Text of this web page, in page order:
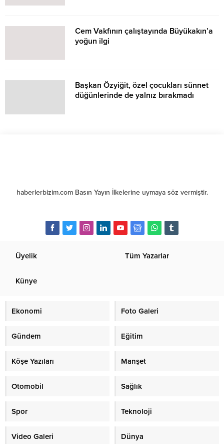
Cem Vakfının çalıştayında Büyükakın’a
yoğun ilgi
Başkan Özyiğit, özel çocukları sünnet
düğünlerinde de yalnız bırakmadı
haberlerbizim.com Basın Yayın İlkelerine uymaya söz vermiştir.
Üyelik Tüm Yazarlar
Künye
Ekonomi Foto Galeri
Gündem Eğitim
Köşe Yazıları Manşet
Otomobil Sağlık
Spor Teknoloji
Video Galeri Dünya